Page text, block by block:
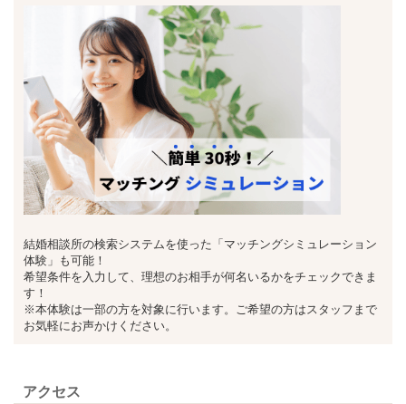
結婚相談所の検索システムを使った「マッチングシミュレーション
体験」も可能！
希望条件を入力して、理想のお相手が何名いるかをチェックできま
す！
※本体験は一部の方を対象に行います。ご希望の方はスタッフまで
お気軽にお声かけください。
アクセス